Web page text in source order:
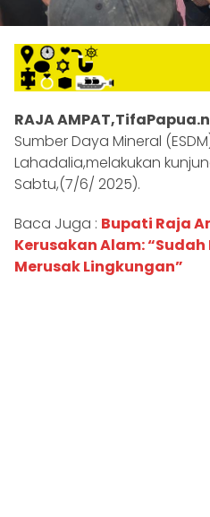
RAJA
Sumber Daya Mineral
Lahadalia,melakukan
Sabtu,(7/6/ 2025).
Baca Juga : Bupati Raja
Kerusakan Alam:
Merusak Lingkungan”